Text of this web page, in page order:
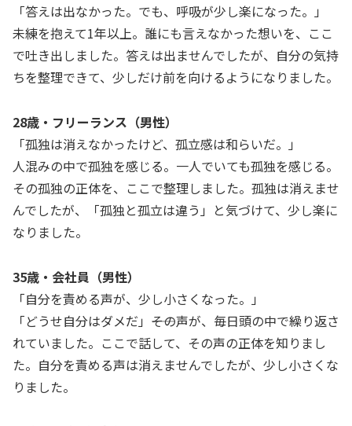
「答えは出なかった。でも、呼吸が少し楽になった。」
未練を抱えて1年以上。誰にも言えなかった想いを、ここ
で吐き出しました。答えは出ませんでしたが、自分の気持
ちを整理できて、少しだけ前を向けるようになりました。
28歳・フリーランス（男性）
「孤独は消えなかったけど、孤立感は和らいだ。」
人混みの中で孤独を感じる。一人でいても孤独を感じる。
その孤独の正体を、ここで整理しました。孤独は消えませ
んでしたが、「孤独と孤立は違う」と気づけて、少し楽に
なりました。
35歳・会社員（男性）
「自分を責める声が、少し小さくなった。」
「どうせ自分はダメだ」――その声が、毎日頭の中で繰り返さ
れていました。ここで話して、その声の正体を知りまし
た。自分を責める声は消えませんでしたが、少し小さくな
りました。